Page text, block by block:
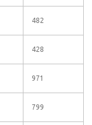
482
428
971
799